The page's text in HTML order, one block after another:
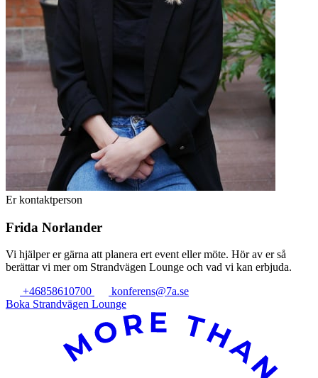
Er kontaktperson
Frida Norlander
Vi hjälper er gärna att planera ert event eller möte. Hör av er så
berättar vi mer om Strandvägen Lounge och vad vi kan erbjuda.
+46858610700
konferens@7a.se
Boka Strandvägen Lounge